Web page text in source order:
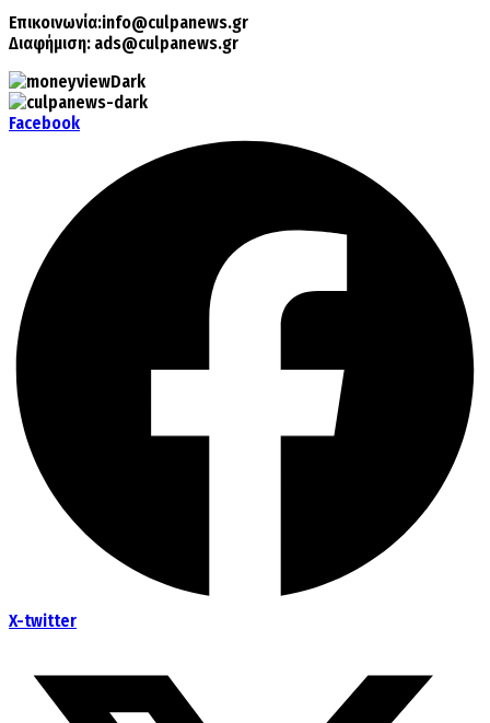
Επικοινωνία:info@culpanews.gr
Διαφήμιση: ads@culpanews.gr
Facebook
X-twitter